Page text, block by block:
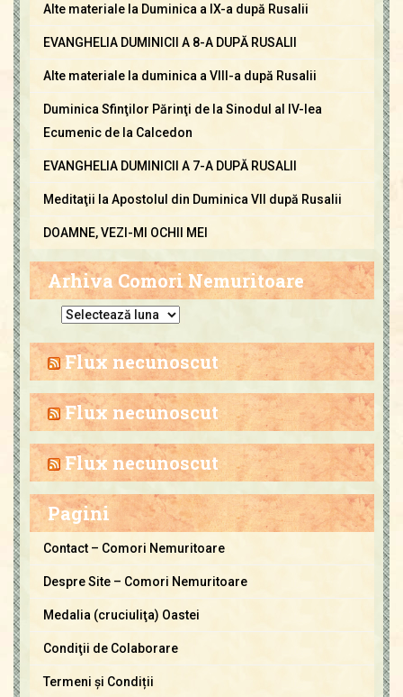
Alte materiale la Duminica a IX-a după Rusalii
EVANGHELIA DUMINICII A 8-A DUPĂ RUSALII
Alte materiale la duminica a VIII-a după Rusalii
Duminica Sfinţilor Părinţi de la Sinodul al IV-lea
Ecumenic de la Calcedon
EVANGHELIA DUMINICII A 7-A DUPĂ RUSALII
Meditaţii la Apostolul din Duminica VII după Rusalii
DOAMNE, VEZI-MI OCHII MEI
Arhiva Comori Nemuritoare
h
i
a
C
o
m
i
u
Flux necunoscut
Flux necunoscut
Flux necunoscut
Pagini
Contact – Comori Nemuritoare
Despre Site – Comori Nemuritoare
Medalia (cruciuliţa) Oastei
Condiţii de Colaborare
Termeni și Condiții